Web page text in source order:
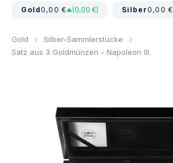
Gold0,00 € (0,00 €) Silber0,00 €
Gold
Silber-Sammlerstücke
Satz aus 3 Goldmünzen - Napoleon III.